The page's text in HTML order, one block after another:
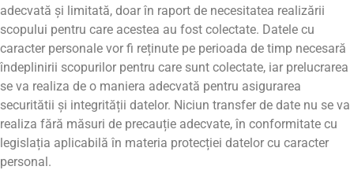
adecvată și limitată, doar în raport de necesitatea realizării
scopului pentru care acestea au fost colectate. Datele cu
caracter personale vor fi reținute pe perioada de timp necesară
îndeplinirii scopurilor pentru care sunt colectate, iar prelucrarea
se va realiza de o maniera adecvată pentru asigurarea
securitătii și integrității datelor. Niciun transfer de date nu se va
realiza fără măsuri de precauție adecvate, în conformitate cu
legislația aplicabilă în materia protecției datelor cu caracter
personal.